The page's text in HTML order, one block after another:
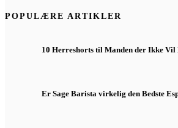
POPULÆRE ARTIKLER
10 Herreshorts til Manden der Ikke Vil
Er Sage Barista virkelig den Bedste